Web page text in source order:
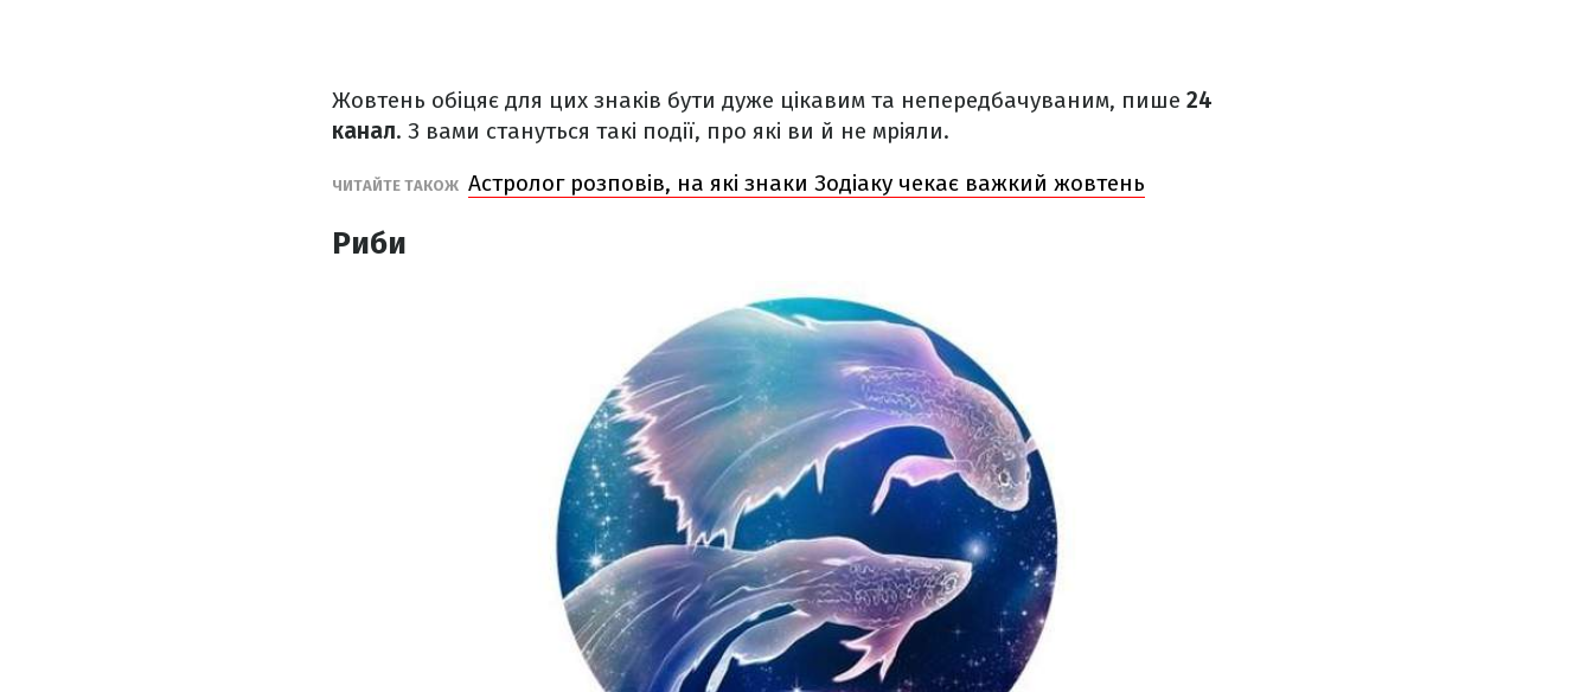
Жовтень обіцяє для цих знаків бути дуже цікавим та непередбачуваним, пише 24
канал. З вами стануться такі події, про які ви й не мріяли.
ЧИТАЙТЕ ТАКОЖ Астролог розповів, на які знаки Зодіаку чекає важкий жовтень
Риби